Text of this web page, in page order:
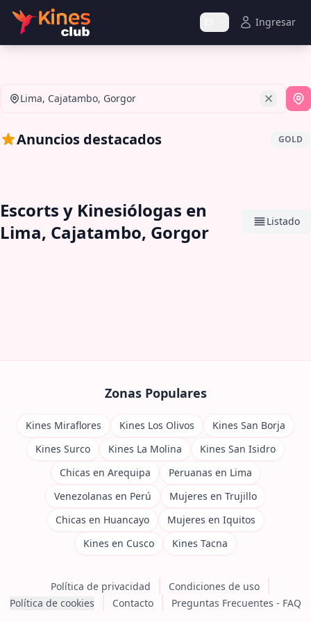
Ingresar
Lima, Cajatambo, Gorgor
Anuncios destacados GOLD
Escorts y Kinesiólogas en
Lima, Cajatambo, Gorgor
Listado
Zonas Populares
Kines Miraflores Kines Los Olivos
Kines San Borja
Kines Surco
Kines La Molina
Kines San Isidro
Chicas en Arequipa
Peruanas en Lima
Venezolanas en Perú
Mujeres en Trujillo
Chicas en Huancayo
Mujeres en Iquitos
Kines en Cusco
Kines Tacna
Política de privacidad
Condiciones de uso
Política de cookies
Contacto Preguntas Frecuentes - FAQ